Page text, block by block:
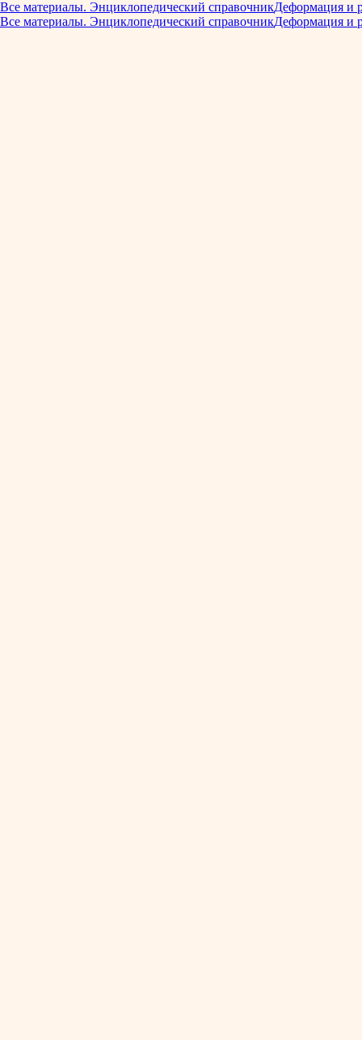
Все материалы. Энциклопедический справочникДеформация и
Все материалы. Энциклопедический справочникДеформация и